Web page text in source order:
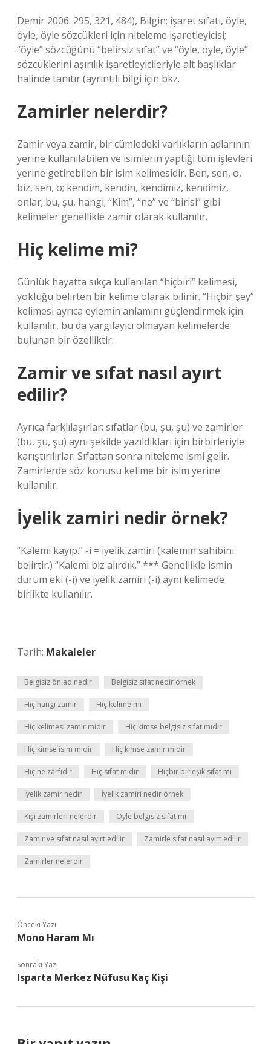
Demir 2006: 295, 321, 484), Bilgin; işaret sıfatı, öyle,
öyle, öyle sözcükleri için niteleme işaretleyicisi;
“öyle” sözcüğünü “belirsiz sıfat” ve “öyle, öyle, öyle”
sözcüklerini aşırılık işaretleyicileriyle alt başlıklar
halinde tanıtır (ayrıntılı bilgi için bkz.
Zamirler nelerdir?
Zamir veya zamir, bir cümledeki varlıkların adlarının
yerine kullanılabilen ve isimlerin yaptığı tüm işlevleri
yerine getirebilen bir isim kelimesidir. Ben, sen, o,
biz, sen, o; kendim, kendin, kendimiz, kendimiz,
onlar; bu, şu, hangi; “Kim”, “ne” ve “birisi” gibi
kelimeler genellikle zamir olarak kullanılır.
Hiç kelime mi?
Günlük hayatta sıkça kullanılan “hiçbiri” kelimesi,
yokluğu belirten bir kelime olarak bilinir. “Hiçbir şey”
kelimesi ayrıca eylemin anlamını güçlendirmek için
kullanılır, bu da yargılayıcı olmayan kelimelerde
bulunan bir özelliktir.
Zamir ve sıfat nasıl ayırt
edilir?
Ayrıca farklılaşırlar: sıfatlar (bu, şu, şu) ve zamirler
(bu, şu, şu) aynı şekilde yazıldıkları için birbirleriyle
karıştırılırlar. Sıfattan sonra niteleme ismi gelir.
Zamirlerde söz konusu kelime bir isim yerine
kullanılır.
İyelik zamiri nedir örnek?
“Kalemi kayıp.” -i = iyelik zamiri (kalemin sahibini
belirtir.) “Kalemi biz alırdık.” *** Genellikle ismin
durum eki (-i) ve iyelik zamiri (-i) aynı kelimede
birlikte kullanılır.
Tarih: Makaleler
Belgisiz ön ad nedir Belgisiz sıfat nedir örnek
Hiç hangi zamir Hiç kelime mi
Hiç kelimesi zamir midir Hiç kimse belgisiz sıfat mıdır
Hiç kimse isim midir Hiç kimse zamir midir
Hiç ne zarfıdır Hiç sıfat mıdır Hiçbir birleşik sıfat mı
İyelik zamir nedir İyelik zamiri nedir örnek
Kişi zamirleri nelerdir Öyle belgisiz sıfat mı
Zamir ve sıfat nasıl ayırt edilir Zamirle sıfat nasıl ayırt edilir
Zamirler nelerdir
Önceki Yazı
Mono Haram Mı
Sonraki Yazı
Isparta Merkez Nüfusu Kaç Kişi